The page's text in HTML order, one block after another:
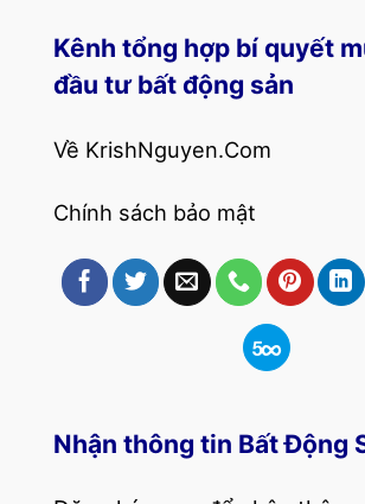
Kênh tổng hợp bí quyết
đầu tư bất động sản
Về KrishNguyen.Com
Chính sách bảo mật
Nhận thông tin Bất Động